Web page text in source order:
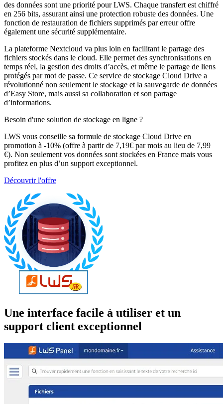
des données sont une priorité pour LWS. Chaque transfert est chiffré
en 256 bits, assurant ainsi une protection robuste des données. Une
fonction de restauration de fichiers supprimés par erreur offre
également une sécurité supplémentaire.
La plateforme Nextcloud va plus loin en facilitant le partage des
fichiers stockés dans le cloud. Elle permet des synchronisations en
temps réel, la gestion des droits d’accès, et même le partage de liens
protégés par mot de passe. Ce service de stockage Cloud Drive a
révolutionné non seulement le stockage et la sauvegarde de données
d’Easy Store, mais aussi sa collaboration et son partage
d’informations.
Besoin d'une solution de stockage en ligne ?
LWS vous conseille sa formule de stockage Cloud Drive en
promotion à -10% (offre à partir de 7,19€ par mois au lieu de 7,99
€). Non seulement vos données sont stockées en France mais vous
profitez en plus d’un support exceptionnel.
Découvrir l'offre
Une interface facile à utiliser et un
support client exceptionnel